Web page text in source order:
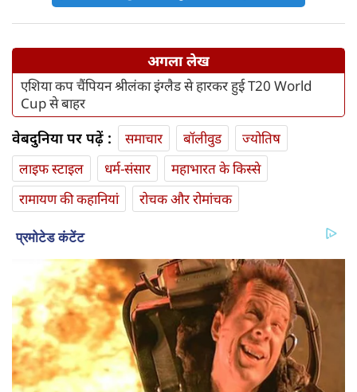
अगला लेख
एशिया कप चैंपियन श्रीलंका इंग्लैड से हारकर हुई T20 World
Cup से बाहर
वेबदुनिया पर पढ़ें : समाचार बॉलीवुड
ज्योतिष
लाइफ स्‍टाइल
धर्म-संसार
महाभारत के किस्से
रामायण की कहानियां
रोचक और रोमांचक